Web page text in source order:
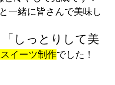
一緒に皆さんで美味し
「しっとりして美
イーツ制作でした！